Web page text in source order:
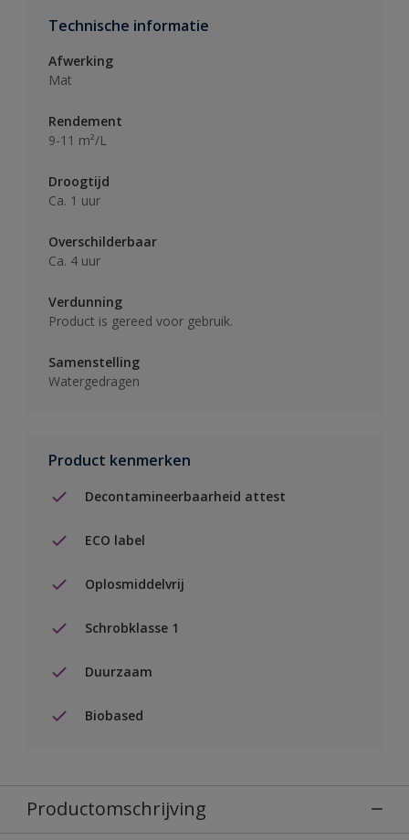
Technische informatie
Afwerking
Mat
Rendement
9-11 m²/L
Droogtijd
Ca. 1 uur
Overschilderbaar
Ca. 4 uur
Verdunning
Product is gereed voor gebruik.
Samenstelling
Watergedragen
Product kenmerken
Decontamineerbaarheid attest
ECO label
Oplosmiddelvrij
Schrobklasse 1
Duurzaam
Biobased
Productomschrijving